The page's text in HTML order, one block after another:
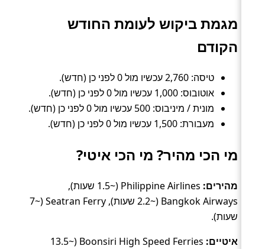
מגמת ביקוש לעומת החודש
הקודם
טיסה: 2,760 עכשיו מול 0 לפני כן (חדש).
אוטובוס: 1,000 עכשיו מול 0 לפני כן (חדש).
מונית / מיניבוס: 500 עכשיו מול 0 לפני כן (חדש).
מעבורת: 1,500 עכשיו מול 0 לפני כן (חדש).
מי הכי מהיר? מי הכי איטי?
מהירים:
Philippine Airlines (~1.5 שעות),
Bangkok Airways (~2.2 שעות), Seatran Ferry (~7
שעות).
איטיים:
Boonsiri High Speed Ferries (~13.5